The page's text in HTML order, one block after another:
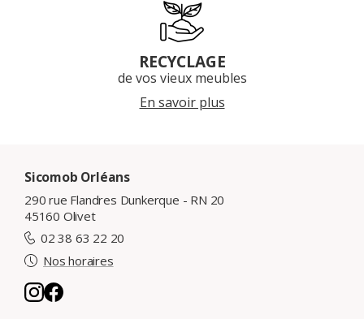
RECYCLAGE
de vos vieux meubles
En savoir plus
Sicomob Orléans
290 rue Flandres Dunkerque - RN 20
45160 Olivet
02 38 63 22 20
Nos horaires